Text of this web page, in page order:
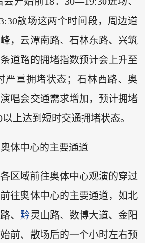
散场这两个时间段，周边道
，云潭南路、石林东路、兴筑
道路的拥堵指数预计会上升至
严重拥堵状态；石林西路、奥
唱会交通需求增加，预计拥堵
上达到短时交通拥堵状态。
奥体中心的主要通道
区域前往奥体中心观演的穿过
往奥体中心的主要通道，如北
、 黔灵山路、数博大道、金阳
前、散场后的一个小时左右预